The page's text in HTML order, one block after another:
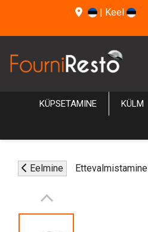
| Keel
KÜPSETAMINE KÜLM
Eelmine Ettevalmistamine